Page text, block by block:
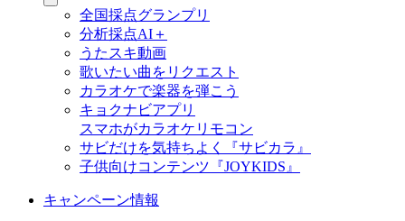
全国採点グランプリ
分析採点AI＋
うたスキ動画
歌いたい曲をリクエスト
カラオケで楽器を弾こう
キョクナビアプリ
スマホがカラオケリモコン
サビだけを気持ちよく『サビカラ』
子供向けコンテンツ『JOYKIDS』
キャンペーン情報